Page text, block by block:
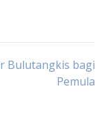
Bulutangkis bagi
Pemula